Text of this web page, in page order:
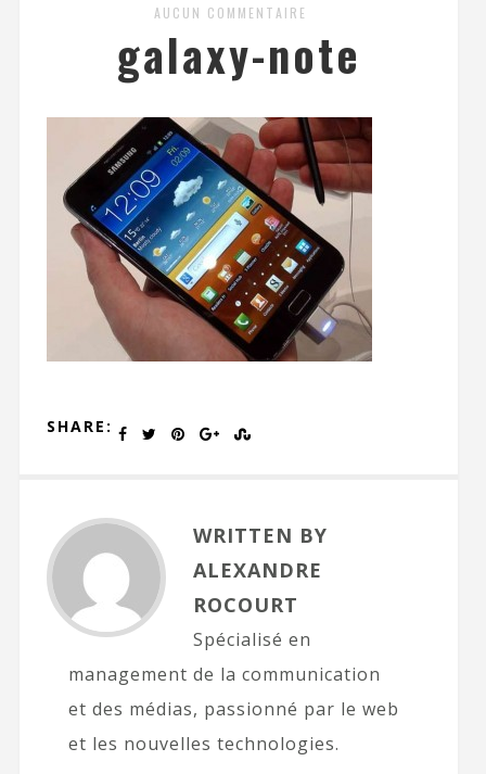
AUCUN COMMENTAIRE
galaxy-note
SHARE:
WRITTEN BY
ALEXANDRE
ROCOURT
Spécialisé en
management de la communication
et des médias, passionné par le web
et les nouvelles technologies.